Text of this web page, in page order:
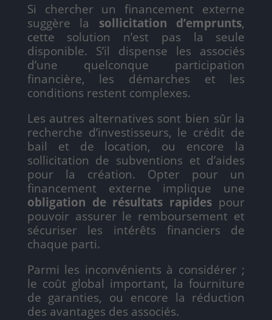
Si chercher un financement externe
suggère la sollicitation d’emprunts,
cette solution n’est pas la seule
disponible. S’il dispense les associés
d’une quelconque participation
financière, les démarches et les
conditions restent complexes.
Les autres alternatives sont bien sûr la
recherche d’investisseurs, le crédit de
bail et de location, ou encore la
sollicitation de subventions et d’aides
pour la création. Opter pour un
financement externe implique une
obligation de résultats rapides pour
pouvoir assurer le remboursement et
sécuriser les intérêts financiers de
chaque parti.
Parmi les inconvénients à considérer ;
le coût global important, la fourniture
de garanties, ou encore la réduction
des avantages des associés.